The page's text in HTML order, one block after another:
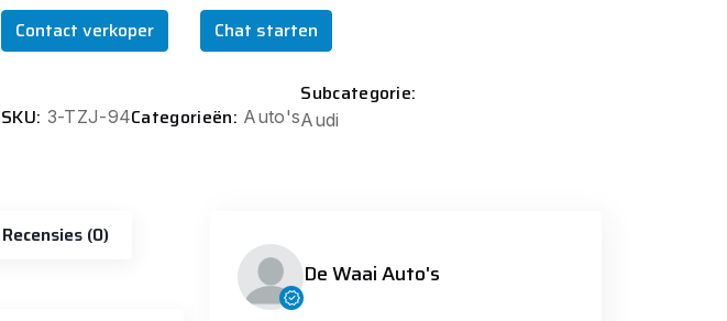
Contact verkoper Chat starten
SKU: 3-TZJ-94Categorieën: Auto's
Subcategorie:
Audi
Recensies (0)
De Waai Auto's